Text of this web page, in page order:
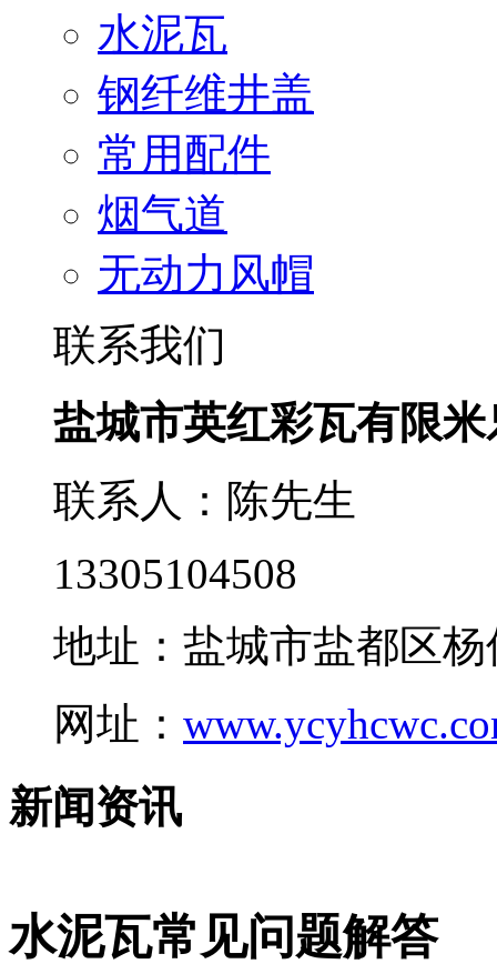
水泥瓦
钢纤维井盖
常用配件
烟气道
无动力风帽
联系我们
盐城市英红彩瓦有限
联系人：陈先生
13305104508
地址：盐城市盐都区
网址：
新闻资讯
水泥瓦常见问题解答